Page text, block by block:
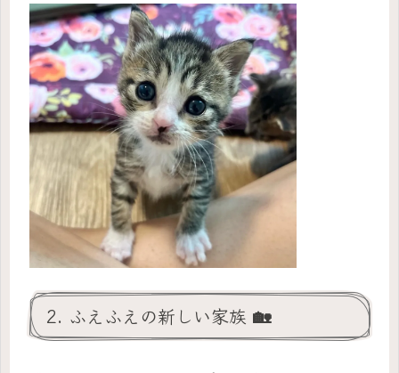
2. ふえふえの新しい家族 🏡